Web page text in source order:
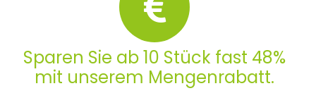
Sparen Sie ab 10 Stück fast 48%
mit unserem Mengenrabatt.